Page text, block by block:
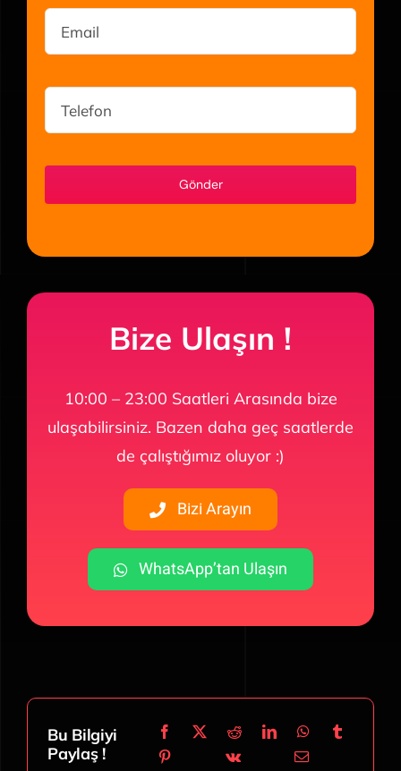
Gönder
Bize Ulaşın !
10:00 – 23:00 Saatleri Arasında bize
ulaşabilirsiniz. Bazen daha geç saatlerde
de çalıştığımız oluyor :)
Bizi Arayın
WhatsApp’tan Ulaşın
Bu Bilgiyi
Paylaş !